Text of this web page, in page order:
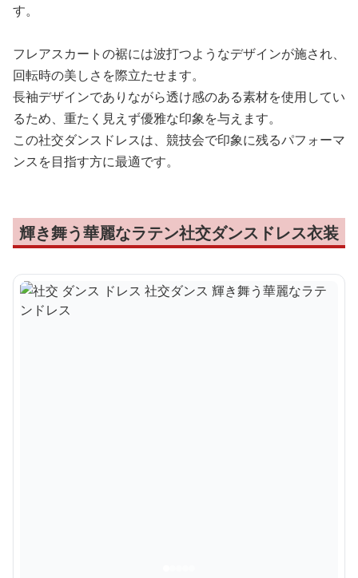
す。
フレアスカートの裾には波打つようなデザインが施され、
回転時の美しさを際立たせます。
長袖デザインでありながら透け感のある素材を使用してい
るため、重たく見えず優雅な印象を与えます。
この社交ダンスドレスは、競技会で印象に残るパフォーマ
ンスを目指す方に最適です。
輝き舞う華麗なラテン社交ダンスドレス衣装